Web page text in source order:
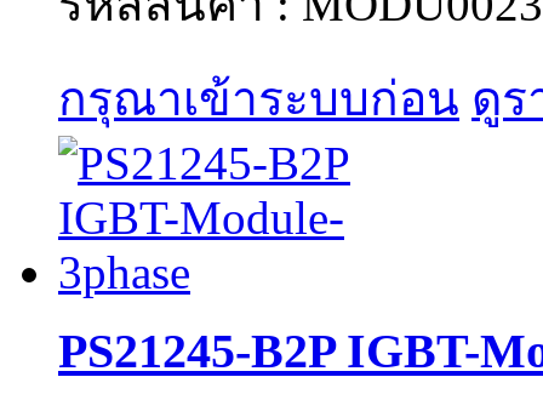
กรุณาเข้าระบบก่อน ดูร
PS21245-B2P IGBT-